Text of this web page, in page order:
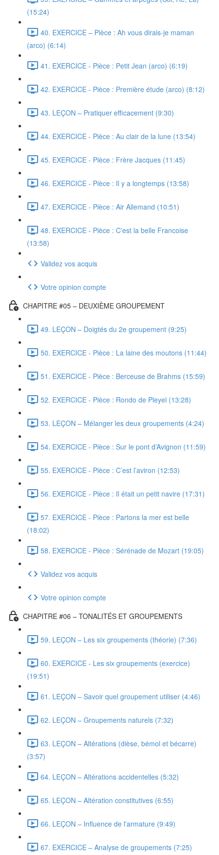
(15:24)
40. EXERCICE – Pièce : Ah vous dirais-je maman
(arco) (6:14)
41. EXERCICE - Pièce : Petit Jean (arco) (6:19)
42. EXERCICE - Pièce : Première étude (arco) (8:12)
43. LEÇON – Pratiquer efficacement (9:30)
44. EXERCICE - Pièce : Au clair de la lune (13:54)
45. EXERCICE - Pièce : Frère Jacques (11:45)
46. EXERCICE - Pièce : Il y a longtemps (13:58)
47. EXERCICE - Pièce : Air Allemand (10:51)
48. EXERCICE - Pièce : C'est la belle Francoise
(13:58)
Validez vos acquis
Votre opinion compte
CHAPITRE #05 – DEUXIÈME GROUPEMENT
49. LEÇON – Doigtés du 2e groupement (9:25)
50. EXERCICE - Pièce : La laine des moutons (11:44)
51. EXERCICE - Pièce : Berceuse de Brahms (15:59)
52. EXERCICE - Pièce : Rondo de Pleyel (13:28)
53. LEÇON – Mélanger les deux groupements (4:24)
54. EXERCICE - Pièce : Sur le pont d’Avignon (11:59)
55. EXERCICE - Pièce : C’est l’aviron (12:53)
56. EXERCICE - Pièce : Il était un petit navire (17:31)
57. EXERCICE - Pièce : Partons la mer est belle
(18:02)
58. EXERCICE - Pièce : Sérénade de Mozart (19:05)
Validez vos acquis
Votre opinion compte
CHAPITRE #06 – TONALITÉS ET GROUPEMENTS
59. LEÇON – Les six groupements (théorie) (7:36)
60. EXERCICE - Les six groupements (exercice)
(19:51)
61. LEÇON – Savoir quel groupement utiliser (4:46)
62. LEÇON – Groupements naturels (7:32)
63. LEÇON – Altérations (dièse, bémol et bécarre)
(3:57)
64. LEÇON – Altérations accidentelles (5:32)
65. LEÇON – Altération constitutives (6:55)
66. LEÇON – Influence de l'armature (9:49)
67. EXERCICE – Analyse de groupements (7:25)